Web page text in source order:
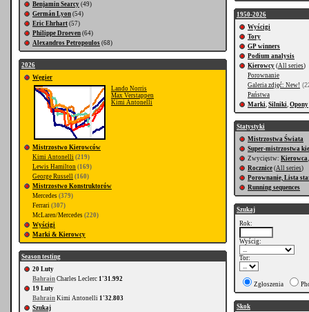
Benjamin Searcy (49)
Germán Lyon (54)
Eric Ehrhart (57)
Philippe Droeven (64)
Alexandros Petropoulos (68)
2026
Węgier
Lando Norris
Max Verstappen
Kimi Antonelli
Mistrzostwo Kierowców
Kimi Antonelli (219)
Lewis Hamilton (169)
George Russell (160)
Mistrzostwo Konstruktorów
Mercedes (379)
Ferrari (307)
McLaren/Mercedes (220)
Wyścigi
Marki & Kierowcy
Season testing
20 Luty
Bahrain Charles Leclerc 1'31.992
19 Luty
Bahrain Kimi Antonelli 1'32.803
Szukaj
1950-2026
Wyścigi
Tory
GP winners
Podium analysis
Kierowcy (All series)
Porownanie
Galeria zdjęć: New!
Państwa
Marki, Silniki, Opony
Statystyki
Mistrzostwa Świata
Super-mistrzostwa
Zwycięstw: Kierowca
Rocznice (All series)
Porownanie, Lista
Running sequences
Szukaj
Rok:
Wyścig:
Tor:
Zgłoszenia
Skok